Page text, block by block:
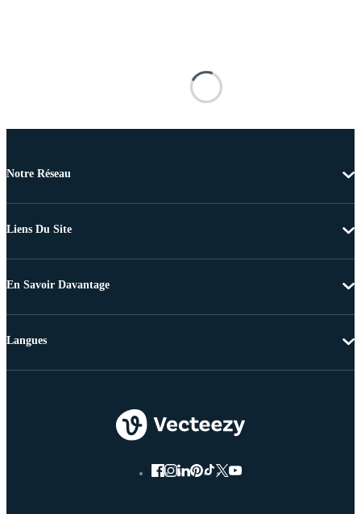
Notre Réseau
Liens Du Site
En Savoir Davantage
Langues